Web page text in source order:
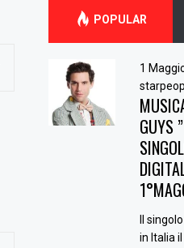
POPULAR
1
GUYS
Il
in Italia